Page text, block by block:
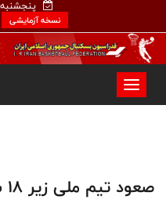
پنجشنبه
نسخه آزمایشی